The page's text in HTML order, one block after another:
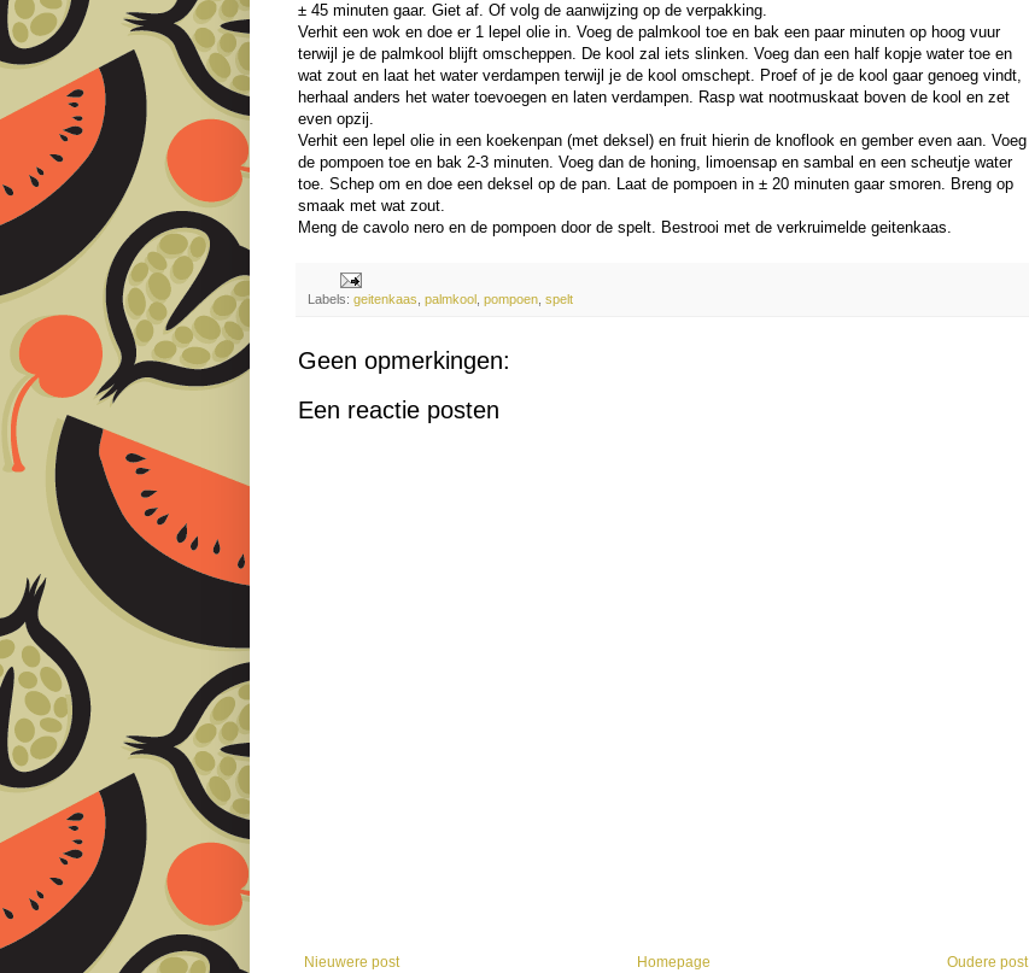
± 45 minuten gaar. Giet af. Of volg de aanwijzing op de verpakking.
Verhit een wok en doe er 1 lepel olie in. Voeg de palmkool toe en bak een paar minuten op hoog vuur
terwijl je de palmkool blijft omscheppen. De kool zal iets slinken. Voeg dan een half kopje water toe en
wat zout en laat het water verdampen terwijl je de kool omschept. Proef of je de kool gaar genoeg vindt,
herhaal anders het water toevoegen en laten verdampen. Rasp wat nootmuskaat boven de kool en zet
even opzij.
Verhit een lepel olie in een koekenpan (met deksel) en fruit hierin de knoflook en gember even aan. Voeg
de pompoen toe en bak 2-3 minuten. Voeg dan de honing, limoensap en sambal en een scheutje water
toe. Schep om en doe een deksel op de pan. Laat de pompoen in ± 20 minuten gaar smoren. Breng op
smaak met wat zout.
Meng de cavolo nero en de pompoen door de spelt. Bestrooi met de verkruimelde geitenkaas.
Labels: geitenkaas palmkool pompoen spelt
Geen opmerkingen:
Een reactie posten
Nieuwere post Oudere post
Homepage